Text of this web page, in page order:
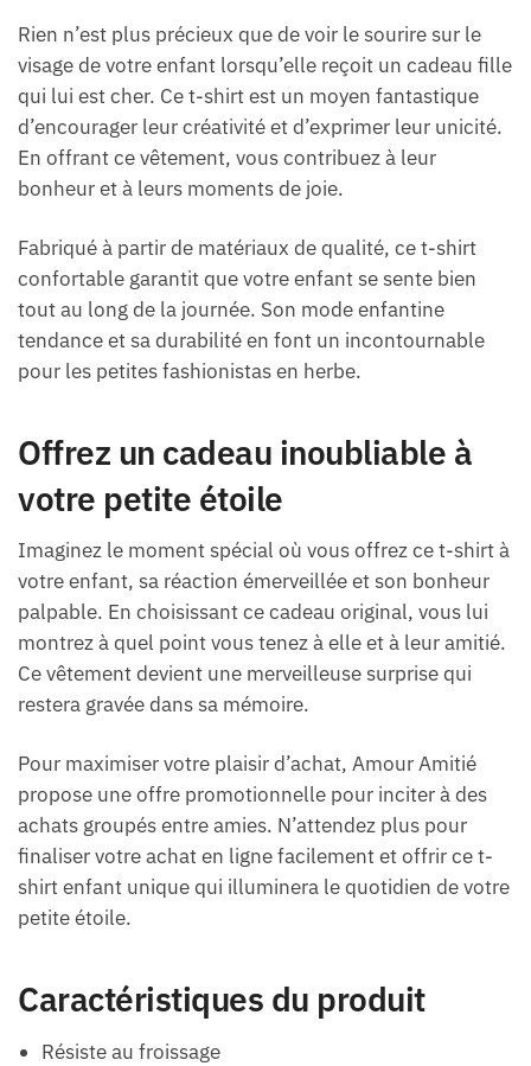
Rien n’est plus précieux que de voir le sourire sur le
visage de votre enfant lorsqu’elle reçoit un cadeau fille
qui lui est cher. Ce t-shirt est un moyen fantastique
d’encourager leur créativité et d’exprimer leur unicité.
En offrant ce vêtement, vous contribuez à leur
bonheur et à leurs moments de joie.
Fabriqué à partir de matériaux de qualité, ce t-shirt
confortable garantit que votre enfant se sente bien
tout au long de la journée. Son mode enfantine
tendance et sa durabilité en font un incontournable
pour les petites fashionistas en herbe.
Offrez un cadeau inoubliable à
votre petite étoile
Imaginez le moment spécial où vous offrez ce t-shirt à
votre enfant, sa réaction émerveillée et son bonheur
palpable. En choisissant ce cadeau original, vous lui
montrez à quel point vous tenez à elle et à leur amitié.
Ce vêtement devient une merveilleuse surprise qui
restera gravée dans sa mémoire.
Pour maximiser votre plaisir d’achat, Amour Amitié
propose une offre promotionnelle pour inciter à des
achats groupés entre amies. N’attendez plus pour
finaliser votre achat en ligne facilement et offrir ce t-
shirt enfant unique qui illuminera le quotidien de votre
petite étoile.
Caractéristiques du produit
Résiste au froissage